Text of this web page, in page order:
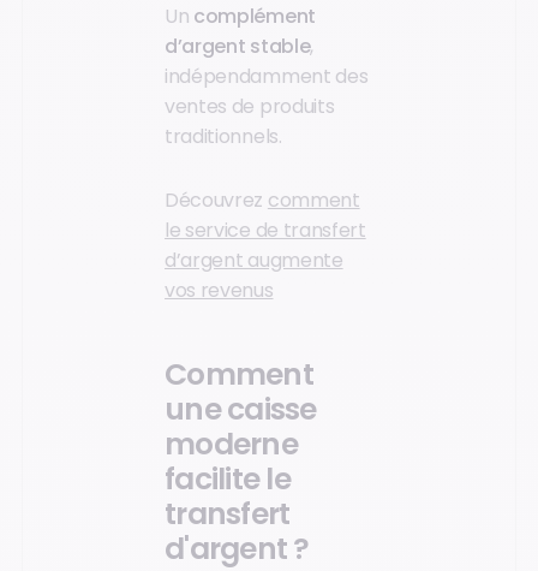
Un complément
d’argent stable,
indépendamment des
ventes de produits
traditionnels.
Découvrez comment
le service de transfert
d’argent augmente
vos revenus
Comment
une caisse
moderne
facilite le
transfert
d'argent ?